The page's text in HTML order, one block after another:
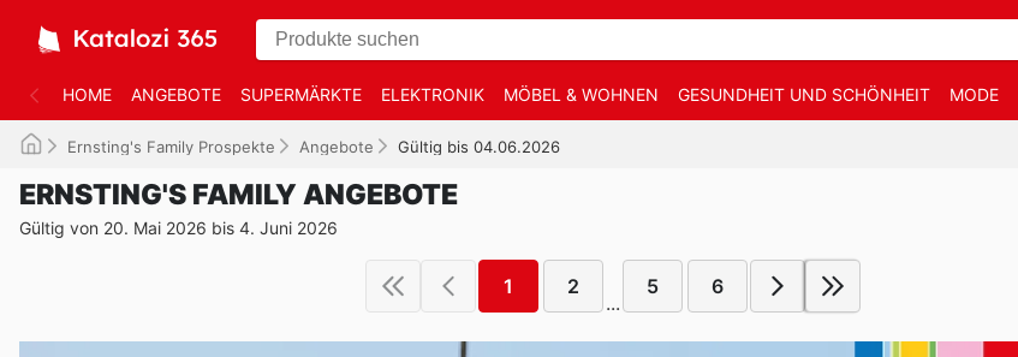
HOME ANGEBOTE SUPERMÄRKTE ELEKTRONIK MÖBEL & WOHNEN GESUNDHEIT UND SCHÖNHEIT MODE
Ernsting's Family Prospekte Angebote Gültig bis 04.06.2026
ERNSTING'S FAMILY ANGEBOTE
Gültig von 20. Mai 2026 bis 4. Juni 2026
1 2
...
5 6